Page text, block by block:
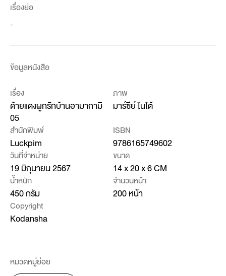
เรื่องย่อ
-
ข้อมูลหนังสือ
เรื่อง
ด้ายแดงผูกรักบ้านอามากามิ
05
ภาพ
มาร์ซีย์ ไนโต้
สำนักพิมพ์
Luckpim
ISBN
9786165749602
วันที่จำหน่าย
19 มิถุนายน 2567
ขนาด
14 x 20 x 6 CM
น้ำหนัก
450 กรัม
จำนวนหน้า
200 หน้า
Copyright
Kodansha
หมวดหมู่ย่อย